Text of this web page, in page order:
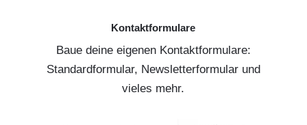
Kontaktformulare
Baue deine eigenen Kontaktformulare:
Standardformular, Newsletterformular und
vieles mehr.